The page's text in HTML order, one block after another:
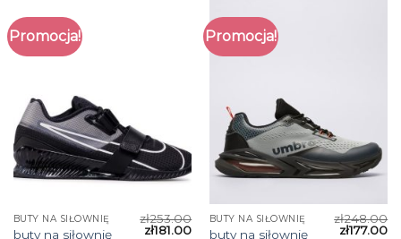
Promocja!
BUTY NA SIŁOWNIĘ
buty na siłownię
zł253.00
zł181.00
Promocja!
BUTY NA SIŁOWNIĘ
buty na siłownię
zł248.00
zł177.00